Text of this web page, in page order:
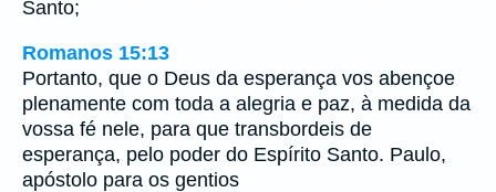
Santo;
Romanos 15:13
Portanto, que o Deus da esperança vos abençoe
plenamente com toda a alegria e paz, à medida da
vossa fé nele, para que transbordeis de
esperança, pelo poder do Espírito Santo. Paulo,
apóstolo para os gentios